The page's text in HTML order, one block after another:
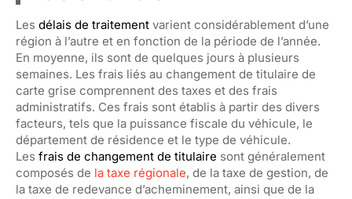
Les délais de traitement varient considérablement d’une
région à l’autre et en fonction de la période de l’année.
En moyenne, ils sont de quelques jours à plusieurs
semaines. Les frais liés au changement de titulaire de
carte grise comprennent des taxes et des frais
administratifs. Ces frais sont établis à partir des divers
facteurs, tels que la puissance fiscale du véhicule, le
département de résidence et le type de véhicule.
Les frais de changement de titulaire sont généralement
composés de la taxe régionale, de la taxe de gestion, de
la taxe de redevance d’acheminement, ainsi que de la